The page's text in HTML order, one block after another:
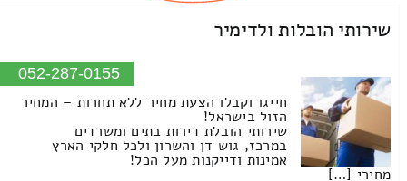
שירותי הובלות ולדימיר
052-287-0155
חייגו וקבלו הצעת מחיר ללא תחרות – המחיר
הזול בישראל!
שירותי הובלת דירות בתים ומשרדים
במרכז, גוש דן והשרון ולכל חלקי הארץ
אמינות ודייקנות מעל הכל!
מחירי […]